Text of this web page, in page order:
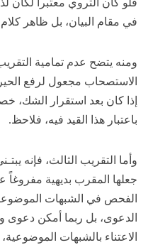
في مقام البيان، بل ظاهر كلام
ومنه يتضح عدم تمامية
الاستصحاب مجعول لرفع
إذا كان بعد استقرار الشك،
باعتبار هذا القيد فيه، فلاحظ.
وأما التقريب الثالث، فإنه
جعلها المقرب بديهية مفروغاً
الفحص في الشبهات
الدعوى، بل ربما أمكن
الاعتناء بالشبهات